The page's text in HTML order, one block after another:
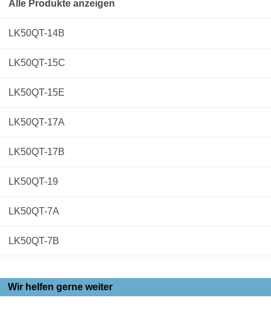
Alle Produkte anzeigen
LK50QT-14B
LK50QT-15C
LK50QT-15E
LK50QT-17A
LK50QT-17B
LK50QT-19
LK50QT-7A
LK50QT-7B
Wir helfen gerne weiter